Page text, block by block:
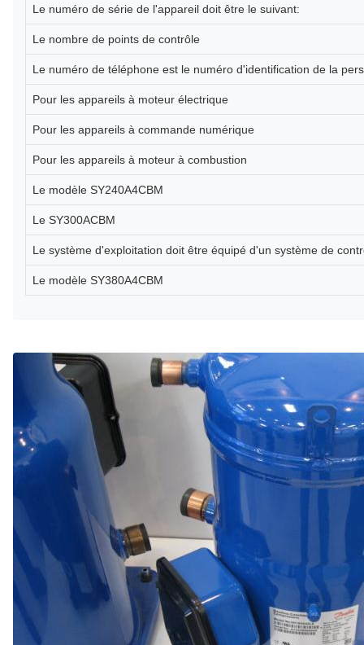
Le numéro de série de l'appareil doit être le suivant:
Le nombre de points de contrôle
Le numéro de téléphone est le numéro d'identification de la
Pour les appareils à moteur électrique
Pour les appareils à commande numérique
Pour les appareils à moteur à combustion
Le modèle SY240A4CBM
Le SY300ACBM
Le système d'exploitation doit être équipé d'un système de
Le modèle SY380A4CBM